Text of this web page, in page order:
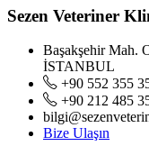
Sezen Veteriner
Başakşehir Mah.
İSTANBUL
+90 552 355
+90 212 485
Bize Ulaşın